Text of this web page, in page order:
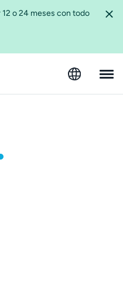
o 24 meses con todo